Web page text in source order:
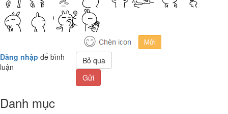
Đăng nhập để bình
luận
Bỏ qua
Gửi
Danh mục